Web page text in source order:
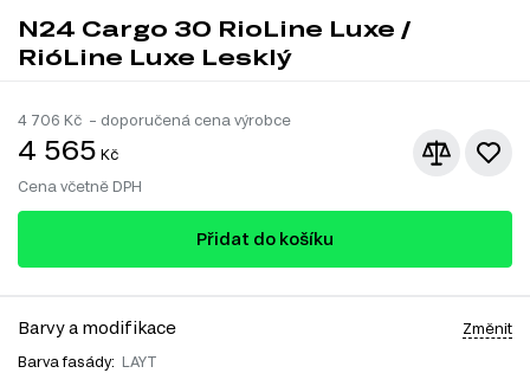
N24 Cargo 30 RioLine Luxe /
RióLine Luxe Lesklý
4 706 Kč – doporučená cena výrobce
4 565 Kč
Cena včetně DPH
Přidat do košíku
Barvy a modifikace Změnit
Barva fasády: LAYT